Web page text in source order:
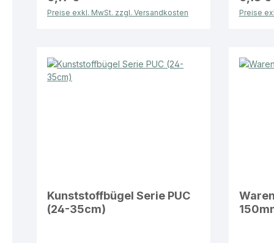
Preise exkl. MwSt. zzgl. Versandkosten Preise
Kunststoffbügel Serie PUC
(24-35cm)